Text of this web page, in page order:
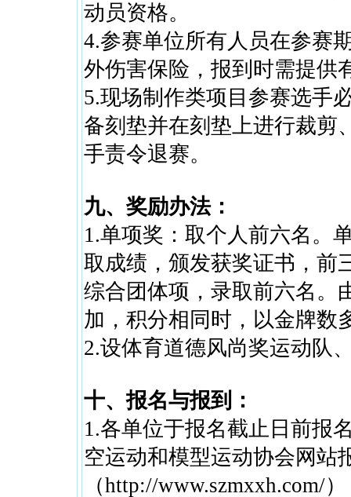
动员资格。
4.参赛单位所有人员在参赛
外伤害保险，报到时需提供
5.现场制作类项目参赛选手
备刻垫并在刻垫上进行裁剪
手责令退赛。
九、奖励办法：
1.单项奖：取个人前六名。
取成绩，颁发获奖证书，前
综合团体项，录取前六名。
加，积分相同时，以金牌数
2.设体育道德风尚奖运动队
十、报名与报到：
1.各单位于报名截止日前报
空运动和模型运动协会网站
（http://www.szmxxh.com/）